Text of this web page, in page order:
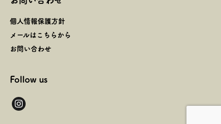
個人情報保護方針
メールはこちらから
お問い合わせ
Follow us
instagram